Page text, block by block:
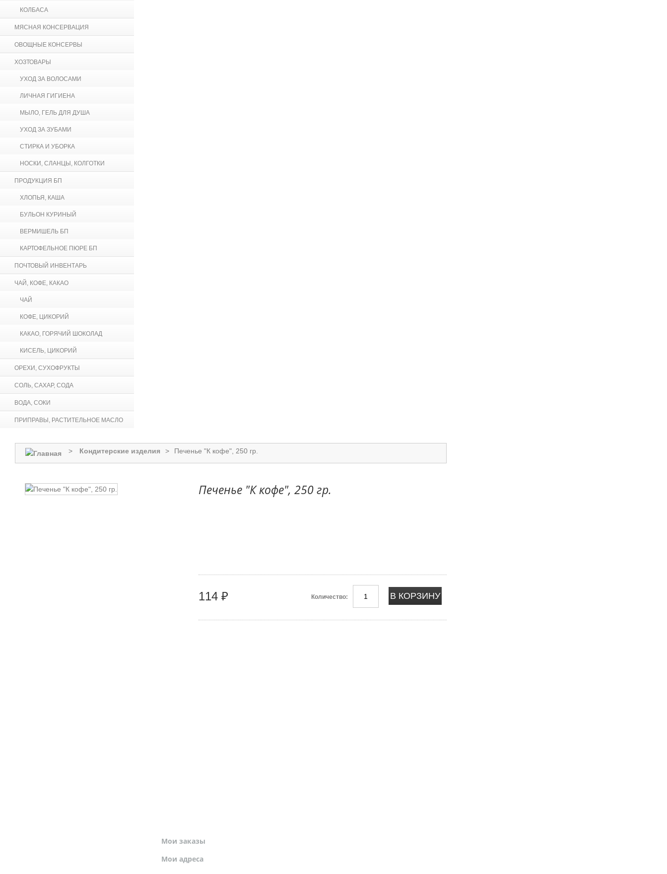
КОЛБАСА
МЯСНАЯ КОНСЕРВАЦИЯ
ОВОЩНЫЕ КОНСЕРВЫ
ХОЗТОВАРЫ
УХОД ЗА ВОЛОСАМИ
ЛИЧНАЯ ГИГИЕНА
МЫЛО, ГЕЛЬ ДЛЯ ДУША
УХОД ЗА ЗУБАМИ
СТИРКА И УБОРКА
НОСКИ, СЛАНЦЫ, КОЛГОТКИ
ПРОДУКЦИЯ БП
ХЛОПЬЯ, КАША
БУЛЬОН КУРИНЫЙ
ВЕРМИШЕЛЬ БП
КАРТОФЕЛЬНОЕ ПЮРЕ БП
ПОЧТОВЫЙ ИНВЕНТАРЬ
ЧАЙ, КОФЕ, КАКАО
ЧАЙ
КОФЕ, ЦИКОРИЙ
КАКАО, ГОРЯЧИЙ ШОКОЛАД
КИСЕЛЬ, ЦИКОРИЙ
ОРЕХИ, СУХОФРУКТЫ
СОЛЬ, САХАР, СОДА
ВОДА, СОКИ
ПРИПРАВЫ, РАСТИТЕЛЬНОЕ МАСЛО
> Кондитерские изделия > Печенье "К кофе", 250 гр.
Печенье "К кофе", 250 гр.
114 ₽ Количество:
Мои заказы
Мои адреса